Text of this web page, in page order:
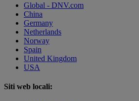
Global - DNV.com
China
Germany
Netherlands
Norway
Spain
United Kingdom
USA
Siti web locali: